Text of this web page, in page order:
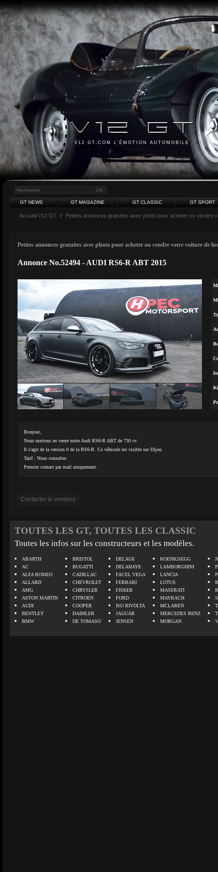
V12 GT.COM L'ÉMOTION AUTOMOBILE
GT NEWS GT MAGAZINE GT CLASSIC GT SPORT
Accueil V12 GT / Petites annonces gratuites avec photo pour acheter ou vendre
Petites annonces gratuites avec photo pour acheter ou vendre votre voiture de
Annonce No.52494 - AUDI RS6-R ABT 2015
Bonjour,
Nous mettons en vente notre Audi RS6-R ABT de 730 cv.
Il s'agit de la version 0 de la RS6-R. Ce véhicule est visible sur Dijon.
Tarif : Nous consulter.
Premier contact par mail uniquement.
TOUTES LES GT, TOUTES LES CLASSIC
Toutes les infos sur les constructeurs et les modèles.
ABARTH
AC
ALFA ROMEO
ALLARD
AMG
ASTON MARTIN
AUDI
BENTLEY
BMW
BRISTOL
BUGATTI
CADILLAC
CHEVROLET
CHRYSLER
CITROEN
COOPER
DAIMLER
DE TOMASO
DELAGE
DELAHAYE
FACEL VEGA
FERRARI
FISKER
FORD
ISO RIVOLTA
JAGUAR
JENSEN
KOENIGSEGG
LAMBORGHINI
LANCIA
LOTUS
MASERATI
MAYBACH
MCLAREN
MERCEDES BENZ
MORGAN